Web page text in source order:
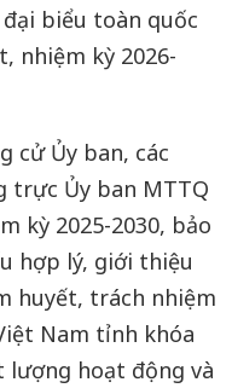
biểu toàn quốc
nhiệm kỳ 2026-
cử Ủy ban, các
trực Ủy ban MTTQ
kỳ 2025-2030, bảo
hợp lý, giới thiệu
huyết, trách nhiệm
Nam tỉnh khóa
lượng hoạt động và